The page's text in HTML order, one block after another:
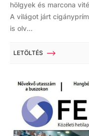
hölgyek és marcona
A világot járt
is olv...
LETÖLTÉS